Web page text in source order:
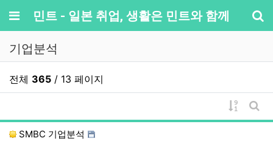
메뉴민트 - 일본 취업, 생활은 민트와 함께
기업분석
전체 365 / 13 페이지
게시물
게
SMBC 기업분석